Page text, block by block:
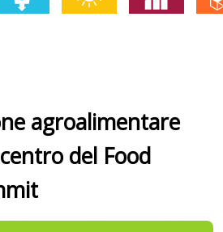
agroalimentare
del Food